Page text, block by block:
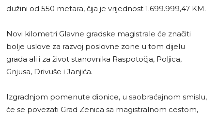
dužini od 550 metara, čija je vrijednost 1.699.999,47 KM.
Novi kilometri Glavne gradske magistrale će značiti
bolje uslove za razvoj poslovne zone u tom dijelu
grada ali i za život stanovnika Raspotočja, Poljica,
Gnjusa, Drivuše i Janjića.
Izgradnjom pomenute dionice, u saobraćajnom smislu,
će se povezati Grad Zenica sa magistralnom cestom,